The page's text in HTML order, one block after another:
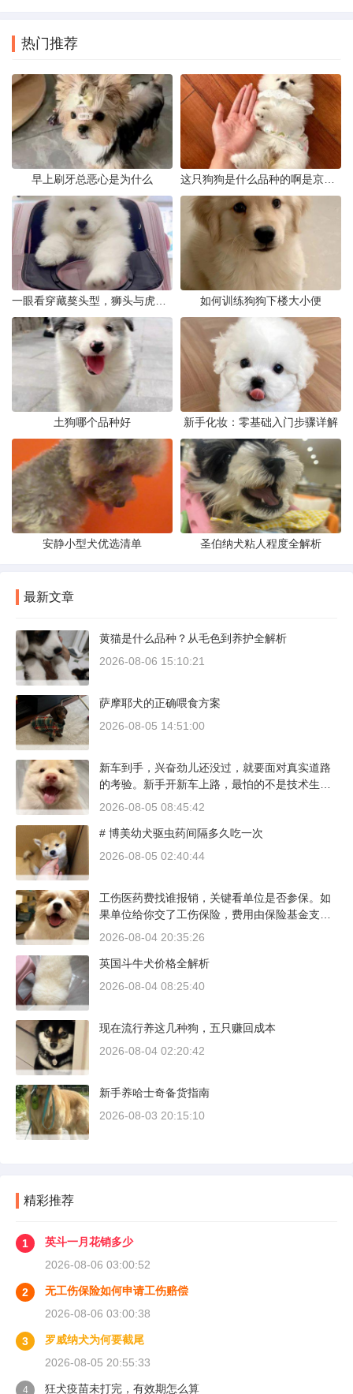
热门推荐
早上刷牙总恶心是为什么
如何训练狗狗下楼大小便
土狗哪个品种好 新手化妆：零基础入门步骤详解
安静小型犬优选清单 圣伯纳犬粘人程度全解析
最新文章
黄猫是什么品种？从毛色到养护全解析
2026-08-06 15:10:21
萨摩耶犬的正确喂食方案
2026-08-05 14:51:00
新车到手，兴奋劲儿还没过，就要面对真实道路
的考验。新手开新车上路，最怕的不是技术生
疏，而是对车况和路况的双重陌生。磨合期内，
不超过100公里，这不是老司机的保守，而是活
塞和气缸壁需要时间完成精细贴合。多数车型说
2026-08-05 08:45:42
# 博美幼犬驱虫药间隔多久吃一次
2026-08-05 02:40:44
工伤医药费找谁报销，关键看单位是否参保。如
果单位给你交了工伤保险，费用由保险基金支
付；要是单位没参保，那就由单位自己掏钱。很
又推给医保，两边扯皮耽误治疗。这篇就把这事
讲清楚。
2026-08-04 20:35:26
英国斗牛犬价格全解析
2026-08-04 08:25:40
现在流行养这几种狗，五只赚回成本
2026-08-04 02:20:42
新手养哈士奇备货指南
2026-08-03 20:15:10
精彩推荐
1
英斗一月花销多少
2026-08-06 03:00:52
2
无工伤保险如何申请工伤赔偿
2026-08-06 03:00:38
3
罗威纳犬为何要截尾
2026-08-05 20:55:33
4 狂犬疫苗未打完，有效期怎么算